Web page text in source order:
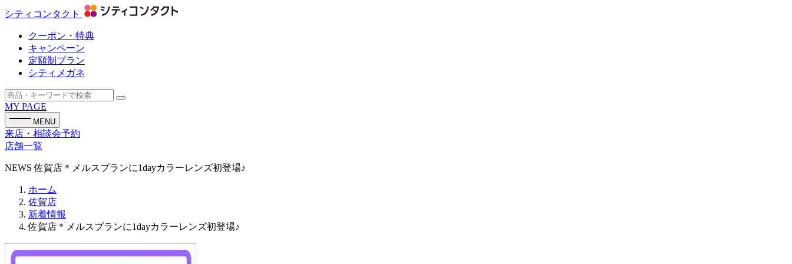
シティコンタクト
クーポン・特典
キャンペーン
定額制プラン
シティメガネ
MY PAGE
MENU
来店・相談会予約
店舗一覧
NEWS 佐賀店＊メルスプランに1dayカラーレンズ初登場♪
ホーム
佐賀店
新着情報
佐賀店＊メルスプランに1dayカラーレンズ初登場♪